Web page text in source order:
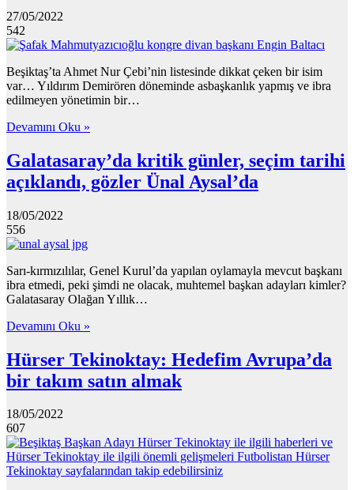
27/05/2022
542
Beşiktaş’ta Ahmet Nur Çebi’nin listesinde dikkat çeken bir isim
var… Yıldırım Demirören döneminde asbaşkanlık yapmış ve ibra
edilmeyen yönetimin bir…
Devamını Oku »
Galatasaray’da kritik günler, seçim tarihi
açıklandı, gözler Ünal Aysal’da
18/05/2022
556
Sarı-kırmızılılar, Genel Kurul’da yapılan oylamayla mevcut başkanı
ibra etmedi, peki şimdi ne olacak, muhtemel başkan adayları kimler?
Galatasaray Olağan Yıllık…
Devamını Oku »
Hürser Tekinoktay: Hedefim Avrupa’da
bir takım satın almak
18/05/2022
607